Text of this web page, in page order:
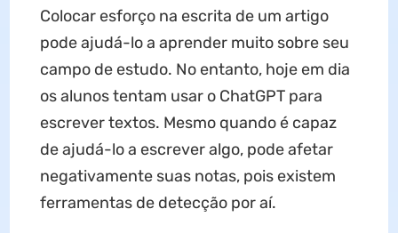
Colocar esforço na escrita de um artigo
pode ajudá-lo a aprender muito sobre seu
campo de estudo. No entanto, hoje em dia
os alunos tentam usar o ChatGPT para
escrever textos. Mesmo quando é capaz
de ajudá-lo a escrever algo, pode afetar
negativamente suas notas, pois existem
ferramentas de detecção por aí.